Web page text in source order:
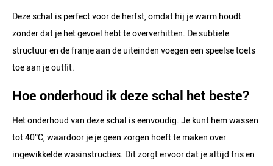
Deze schal is perfect voor de herfst, omdat hij je warm houdt
zonder dat je het gevoel hebt te oververhitten. De subtiele
structuur en de franje aan de uiteinden voegen een speelse toets
toe aan je outfit.
Hoe onderhoud ik deze schal het beste?
Het onderhoud van deze schal is eenvoudig. Je kunt hem wassen
tot 40°C, waardoor je je geen zorgen hoeft te maken over
ingewikkelde wasinstructies. Dit zorgt ervoor dat je altijd fris en